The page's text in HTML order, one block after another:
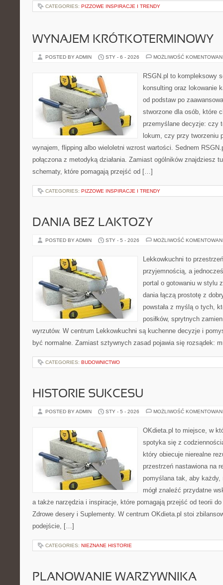
CATEGORIES: PIZZOWE INSPIRACJE I TRENDY
WYNAJEM KRÓTKOTERMINOWY
POSTED BY ADMIN STY - 6 - 2026 MOŻLIWOŚĆ
RSGN.pl to kompleksowy
konsulting oraz lokowanie
od podstaw po
stworzone dla osób, które
przemyślane decyzje: czy
lokum, czy przy tworzeniu
wynajem, flipping albo wieloletni wzrost wartości. Sednem
połączona z metodyką działania. Zamiast ogólników znajdziesz
schematy, które pomagają przejść od […]
CATEGORIES: PIZZOWE INSPIRACJE I TRENDY
DANIA BEZ LAKTOZY
POSTED BY ADMIN STY - 5 - 2026 MOŻLIWOŚĆ
Lekkowkuchni to
przyjemnością, a
portal o gotowaniu w stylu
dania łączą prostotę z
powstała z myślą o tych,
posiłków, sprytnych
wyrzutów. W centrum Lekkowkuchni są kuchenne decyzje i
być normalne. Zamiast sztywnych zasad pojawia się rozsądek:
CATEGORIES: BUDOWNICTWO
HISTORIE SUKCESU
POSTED BY ADMIN STY - 5 - 2026 MOŻLIWOŚĆ
OKdieta.pl to miejsce, w
spotyka się z
który obiecuje nierealne
przestrzeń nastawiona na
pomyślana tak, aby
mógł znaleźć przydatne
a także narzędzia i inspiracje, które pomagają przejść od teorii
Zdrowe desery i Suplementy. W centrum OKdieta.pl stoi
podejście, […]
CATEGORIES: NIEZNANE HISTORIE
PLANOWANIE WARZYWNIKA